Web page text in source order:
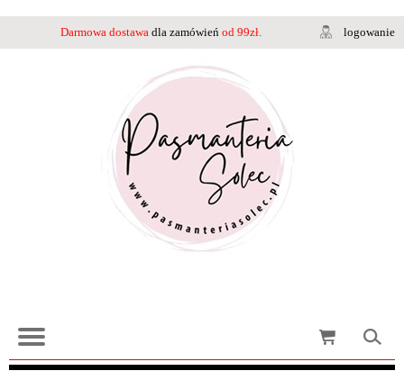
Darmowa dostawa dla zamówień od 99zł. logowanie